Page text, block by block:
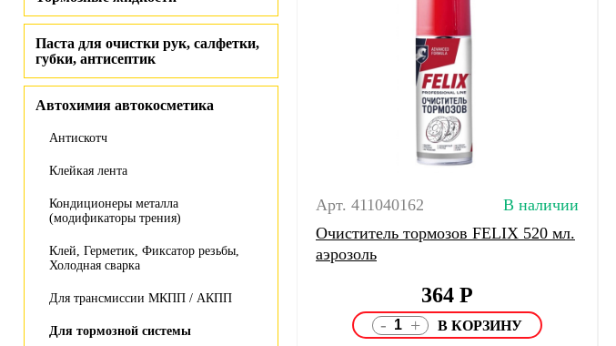
Паста для очистки рук, салфетки,
губки, антисептик
Автохимия автокосметика
Антискотч
Клейкая лента
Кондиционеры металла
(модификаторы трения)
Клей, Герметик, Фиксатор резьбы,
Холодная сварка
Для трансмиссии МКПП / АКПП
Для тормозной системы
Арт. 411040162
В наличии
Очиститель тормозов FELIX 520 мл.
аэрозоль
364 Р
- +